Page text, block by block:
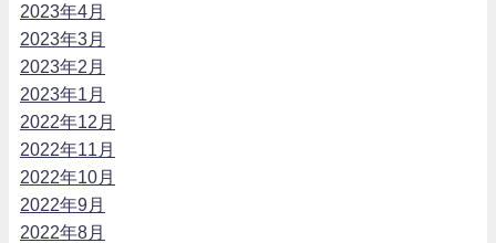
2023年4月
2023年3月
2023年2月
2023年1月
2022年12月
2022年11月
2022年10月
2022年9月
2022年8月